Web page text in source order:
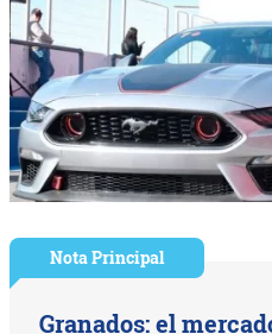
Nota Principal
Granados: el